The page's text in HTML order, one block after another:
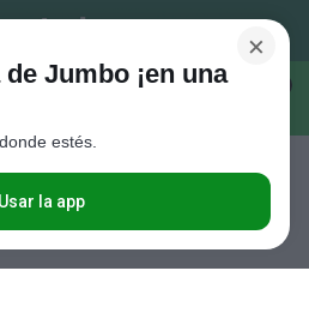
×
Jumbo ¡en una
estés.
Usar la appGalletitas Dulces
Smams